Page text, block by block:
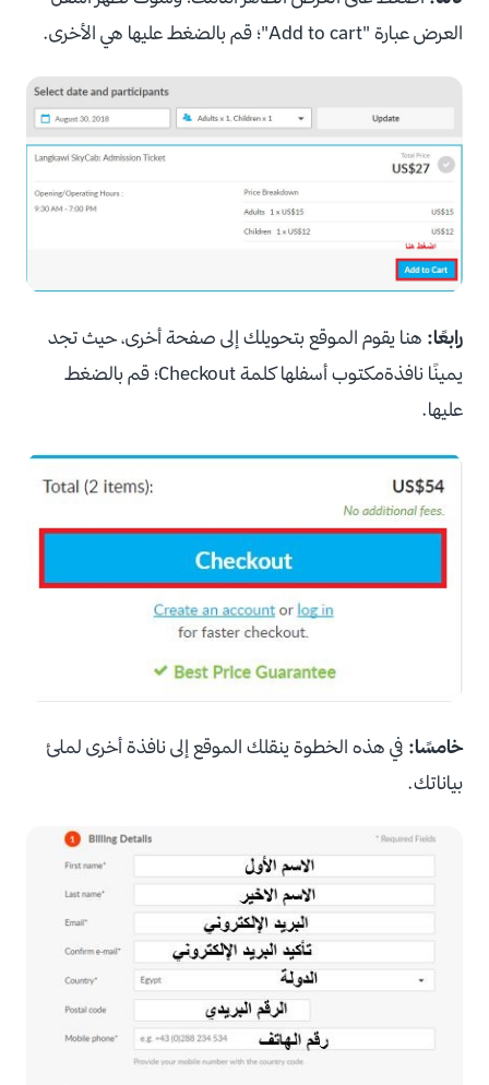
العرض عبارة "Add to cart"؛ قم بالضغط عليها هي الأخرى.
رابعًا: هنا يقوم الموقع بتحويلك إلى صفحة أخرى، حيث تجد
يمينًا نافذةمكتوب أسفلها كلمة Checkout؛ قم بالضغط
عليها.
خامسًا: في هذه الخطوة ينقلك الموقع إلى نافذة أخرى لملئ
بياناتك.